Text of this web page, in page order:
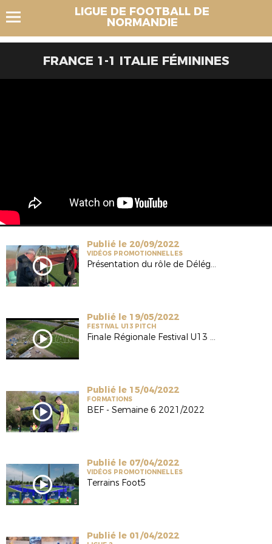
LIGUE DE FOOTBALL DE
NORMANDIE
FRANCE 1-1 ITALIE FÉMININES
Publié le 20/09/2022
VIDÉOS PROMOTIONNELLES
Présentation du rôle de Délégué
Publié le 19/05/2022
FESTIVAL U13 PITCH
Finale Régionale Festival U13 2022
Publié le 15/04/2022
FORMATIONS
BEF - Semaine 6 2021/2022
Publié le 07/04/2022
VIDÉOS PROMOTIONNELLES
Terrains Foot5
Publié le 01/04/2022